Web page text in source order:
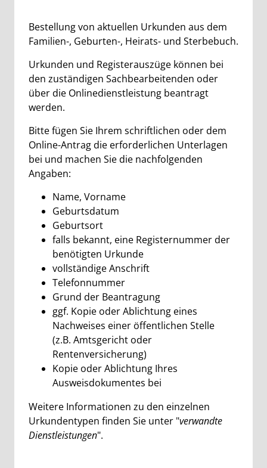
Beschreibung
Bestellung von aktuellen Urkunden aus dem
Familien-, Geburten-, Heirats- und Sterbebuch.
Urkunden und Registerauszüge können bei
den zuständigen Sachbearbeitenden oder
über die Onlinedienstleistung beantragt
werden.
Bitte fügen Sie Ihrem schriftlichen oder dem
Online-Antrag die erforderlichen Unterlagen
bei und machen Sie die nachfolgenden
Angaben:
Name, Vorname
Geburtsdatum
Geburtsort
falls bekannt, eine Registernummer der
benötigten Urkunde
vollständige Anschrift
Telefonnummer
Grund der Beantragung
ggf. Kopie oder Ablichtung eines
Nachweises einer öffentlichen Stelle
(z.B. Amtsgericht oder
Rentenversicherung)
Kopie oder Ablichtung Ihres
Ausweisdokumentes bei
Weitere Informationen zu den einzelnen
Urkundentypen finden Sie unter "verwandte
Dienstleistungen".